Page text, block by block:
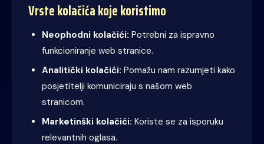
Vrste kolačića koje koristimo
Neophodni kolačići: Potrebni za ispravno
funkcioniranje web stranice.
Analitički kolačići: Pomažu nam razumjeti kako
posjetitelji komuniciraju s našom web
stranicom.
Marketinški kolačići: Koriste se za isporuku
relevantnih oglasa.